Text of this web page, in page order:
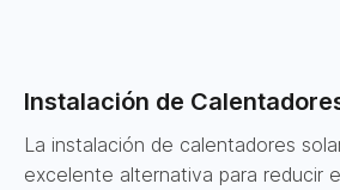
Instalación de
La instalación de calentadores
excelente alternativa para reducir